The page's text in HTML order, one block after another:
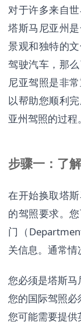
对于许多来自
塔斯马尼亚州
景观和独特的
驾驶汽车，那
尼亚驾照是非
以帮助您顺利
亚州驾照的过程。
步骤一：了
在开始换取塔
的驾照要求。
门（
关信息。通常情
您必须是塔斯马
您的国际驾照必
您可能需要提供